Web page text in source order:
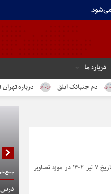
می‌شود.
درباره ما
ابلق درباره تهران
نشست ششم از مجموعه نشست‌های «جمع‌خوانی درباره تهران» در تاریخ ۷ تیر ۱۴۰۲ در موزه تصاویر
درس